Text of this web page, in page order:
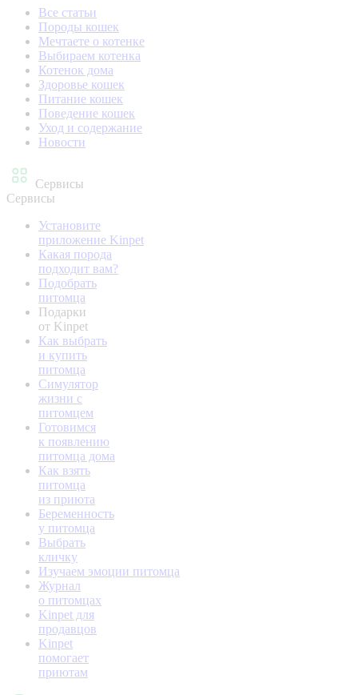
Все статьи
Породы кошек
Мечтаете о котенке
Выбираем котенка
Котенок дома
Здоровье кошек
Питание кошек
Поведение кошек
Уход и содержание
Новости
Сервисы
Сервисы
Установите
приложение Kinpet
Какая порода
подходит вам?
Подобрать
питомца
Подарки
от Kinpet
Как выбрать
и купить
питомца
Симулятор
жизни с
питомцем
Готовимся
к появлению
питомца дома
Как взять
питомца
из приюта
Беременность
у питомца
Выбрать
кличку
Изучаем эмоции питомца
Журнал
о питомцах
Kinpet для
продавцов
Kinpet
помогает
приютам